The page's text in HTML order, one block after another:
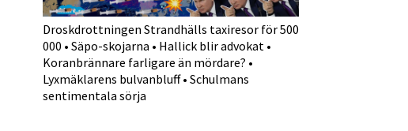
Droskdrottningen Strandhälls taxiresor för 500
000 • Säpo-skojarna • Hallick blir advokat •
Koranbrännare farligare än mördare? •
Lyxmäklarens bulvanbluff • Schulmans
sentimentala sörja